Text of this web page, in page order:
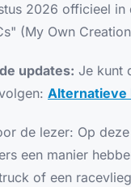
2026 officieel in
(My Own
updates: Je kunt
Alternatieve
de lezer: Op
een manier
of een